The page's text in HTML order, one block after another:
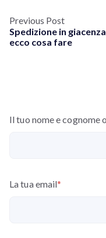
Previous Post
Spedizione in
ecco cosa fare
Il tuo nome e cognome
La tua email*